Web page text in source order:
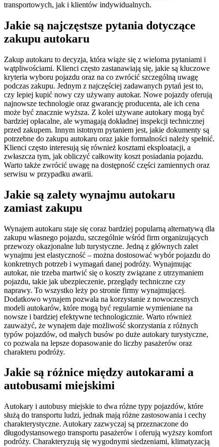
transportowych, jak i klientów indywidualnych.
Jakie są najczęstsze pytania dotyczące
zakupu autokaru
Zakup autokaru to decyzja, która wiąże się z wieloma pytaniami i
wątpliwościami. Klienci często zastanawiają się, jakie są kluczowe
kryteria wyboru pojazdu oraz na co zwrócić szczególną uwagę
podczas zakupu. Jednym z najczęściej zadawanych pytań jest to,
czy lepiej kupić nowy czy używany autokar. Nowe pojazdy oferują
najnowsze technologie oraz gwarancję producenta, ale ich cena
może być znacznie wyższa. Z kolei używane autokary mogą być
bardziej opłacalne, ale wymagają dokładnej inspekcji technicznej
przed zakupem. Innym istotnym pytaniem jest, jakie dokumenty są
potrzebne do zakupu autokaru oraz jakie formalności należy spełnić.
Klienci często interesują się również kosztami eksploatacji, a
zwłaszcza tym, jak obliczyć całkowity koszt posiadania pojazdu.
Warto także zwrócić uwagę na dostępność części zamiennych oraz
serwisu w przypadku awarii.
Jakie są zalety wynajmu autokaru
zamiast zakupu
Wynajem autokaru staje się coraz bardziej popularną alternatywą dla
zakupu własnego pojazdu, szczególnie wśród firm organizujących
przewozy okazjonalne lub turystyczne. Jedną z głównych zalet
wynajmu jest elastyczność – można dostosować wybór pojazdu do
konkretnych potrzeb i wymagań danej podróży. Wynajmując
autokar, nie trzeba martwić się o koszty związane z utrzymaniem
pojazdu, takie jak ubezpieczenie, przeglądy techniczne czy
naprawy. To wszystko leży po stronie firmy wynajmującej.
Dodatkowo wynajem pozwala na korzystanie z nowoczesnych
modeli autokarów, które mogą być regularnie wymieniane na
nowsze i bardziej efektywne technologicznie. Warto również
zauważyć, że wynajem daje możliwość skorzystania z różnych
typów pojazdów, od małych busów po duże autokary turystyczne,
co pozwala na lepsze dopasowanie do liczby pasażerów oraz
charakteru podróży.
Jakie są różnice między autokarami a
autobusami miejskimi
Autokary i autobusy miejskie to dwa różne typy pojazdów, które
służą do transportu ludzi, jednak mają różne zastosowania i cechy
charakterystyczne. Autokary zazwyczaj są przeznaczone do
długodystansowego transportu pasażerów i oferują wyższy komfort
podróży. Charakteryzują się wygodnymi siedzeniami, klimatyzacją